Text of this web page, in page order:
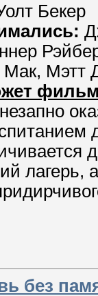
Бекер
Мак, Мэтт
без